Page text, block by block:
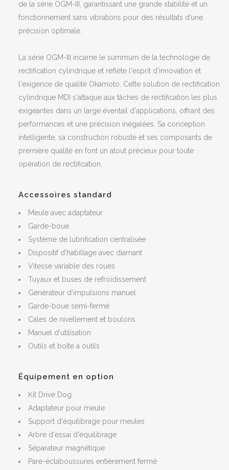
de la série OGM-III, garantissant une grande stabilité et un
fonctionnement sans vibrations pour des résultats d’une
précision optimale.
La série OGM-III incarne le summum de la technologie de
rectification cylindrique et reflète l'esprit d'innovation et
l'exigence de qualité Okamoto. Cette solution de rectification
cylindrique MDI s'attaque aux tâches de rectification les plus
exigeantes dans un large éventail d'applications, offrant des
performances et une précision inégalées. Sa conception
intelligente, sa construction robuste et ses composants de
première qualité en font un atout précieux pour toute
opération de rectification.
Accessoires standard
Meule avec adaptateur
Garde-boue
Système de lubrification centralisée
Dispositif d'habillage avec diamant
Vitesse variable des roues
Tuyaux et buses de refroidissement
Générateur d'impulsions manuel
Garde-boue semi-fermé
Cales de nivellement et boulons
Manuel d'utilisation
Outils et boîte à outils
Équipement en option
Kit Drive Dog
Adaptateur pour meule
Support d'équilibrage pour meules
Arbre d'essai d'équilibrage
Séparateur magnétique
Pare-éclaboussures entièrement fermé